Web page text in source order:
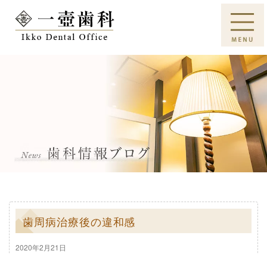
歯周病治療後の違和感
2020年2月21日